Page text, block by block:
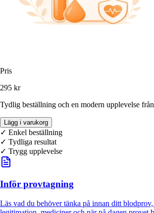
Pris
295 kr
Tydlig beställning och en modern upplevelse
Lägg i varukorg
✓ Enkel beställning
✓ Tydliga resultat
✓ Trygg upplevelse
Inför provtagning
Läs vad du behöver tänka på innan ditt